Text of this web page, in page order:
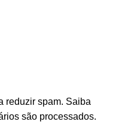
reduzir spam. Saiba
são processados.